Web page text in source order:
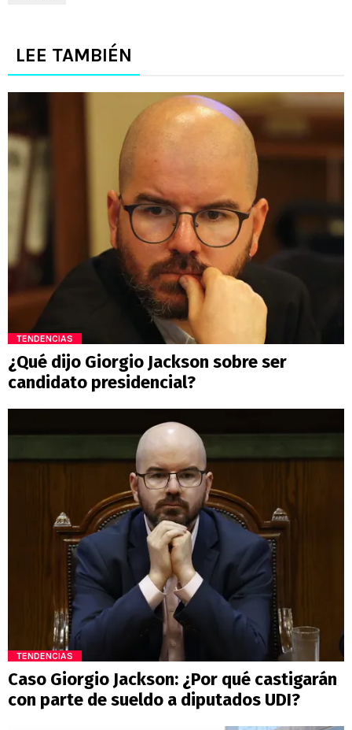
LEE TAMBIÉN
TENDENCIAS
¿Qué dijo Giorgio Jackson sobre ser
candidato presidencial?
TENDENCIAS
Caso Giorgio Jackson: ¿Por qué castigarán
con parte de sueldo a diputados UDI?